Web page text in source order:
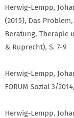
Herwig-Lempp,
(2015), Das
Beratung, Therapie
& Ruprecht), S. 7-9
Herwig-Lempp,
FORUM Sozial 3/
Herwig-Lempp,